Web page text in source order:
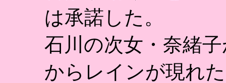
は承諾した。
石川の次女・奈緒
からレインが現れ